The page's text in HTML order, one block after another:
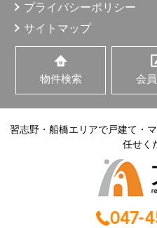
プライバシーポリシー
サイトマップ
物件検索 会
習志野・船橋エリアで戸建て・
任せく